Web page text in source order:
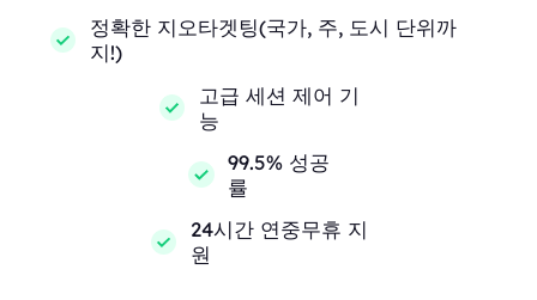
정확한 지오타겟팅(국가, 주, 도시 단위까
지!)
고급 세션 제어 기
능
99.5% 성공
률
24시간 연중무휴 지
원